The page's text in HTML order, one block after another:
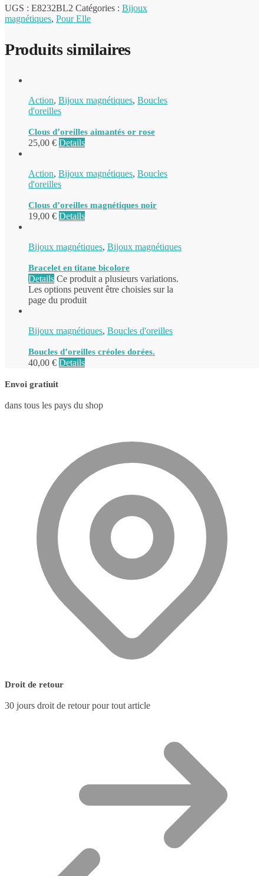
UGS : E8232BL2 Catégories : Bijoux
magnétiques, Pour Elle
Produits similaires
Action, Bijoux magnétiques, Boucles
d'oreilles
Clous d’oreilles aimantés or rose
25,00 € Details
Action, Bijoux magnétiques, Boucles
d'oreilles
Clous d’oreilles magnétiques noir
19,00 € Details
Bijoux magnétiques, Bijoux magnétiques
Bracelet en titane bicolore
Details Ce produit a plusieurs variations.
Les options peuvent être choisies sur la
page du produit
Bijoux magnétiques, Boucles d'oreilles
Boucles d’oreilles créoles dorées.
40,00 € Details
Envoi gratiuit
dans tous les pays du shop
Droit de retour
30 jours droit de retour pour tout article